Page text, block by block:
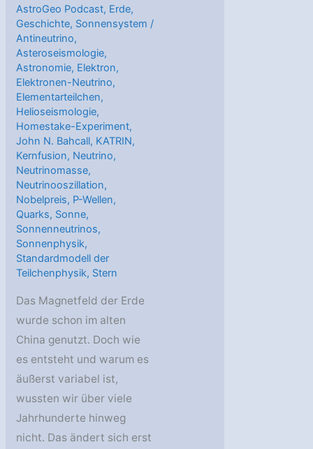
AstroGeo Podcast, Erde,
Geschichte, Sonnensystem /
Antineutrino,
Asteroseismologie,
Astronomie, Elektron,
Elektronen-Neutrino,
Elementarteilchen,
Helioseismologie,
Homestake-Experiment,
John N. Bahcall, KATRIN,
Kernfusion, Neutrino,
Neutrinomasse,
Neutrinooszillation,
Nobelpreis, P-Wellen,
Quarks, Sonne,
Sonnenneutrinos,
Sonnenphysik,
Standardmodell der
Teilchenphysik, Stern
Das Magnetfeld der Erde
wurde schon im alten
China genutzt. Doch wie
es entsteht und warum es
äußerst variabel ist,
wussten wir über viele
Jahrhunderte hinweg
nicht. Das ändert sich erst